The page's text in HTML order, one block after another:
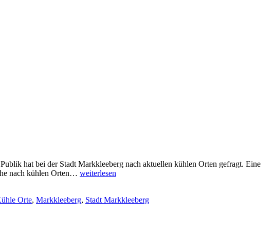
hat bei der Stadt Markkleeberg nach aktuellen kühlen Orten gefragt. Eine
nach kühlen Orten… Wohin
in
weiterlesen
Orte, Markkleeberg, Stadt Markkleeberg